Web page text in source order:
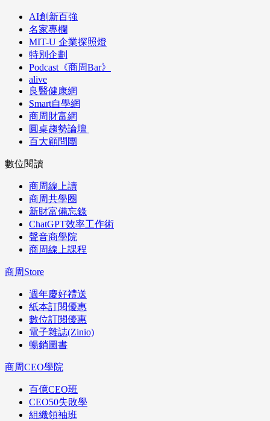
AI創新百強
名家專欄
MIT-U 企業探照燈
特別企劃
Podcast《商周Bar》
alive
良醫健康網
Smart自學網
商周財富網
圓桌趨勢論壇
百大顧問團
數位閱讀
商周線上讀
商周共學圈
新財富備忘錄
ChatGPT效率工作術
聲音商學院
商周線上課程
商周Store
週年慶好禮送
紙本訂閱優惠
數位訂閱優惠
電子雜誌(Zinio)
暢銷圖書
商周CEO學院
百億CEO班
CEO50失敗學
組織領袖班